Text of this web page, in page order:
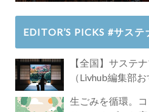
EDITOR’S PICKS #サステ
【全国】サステ
（Livhub編集部お
生ごみを循環。